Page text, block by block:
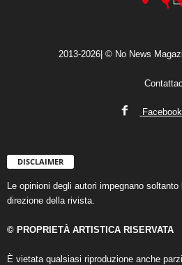
2013-2026| © No News
Facebook
DISCLAIMER
Le opinioni degli autori impegnano
direzione della rivista.
© PROPRIETÀ ARTISTICA RISERVATA
È vietata qualsiasi riproduzione anche